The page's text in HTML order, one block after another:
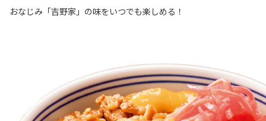
おなじみ「吉野家」の味をいつでも楽しめる！